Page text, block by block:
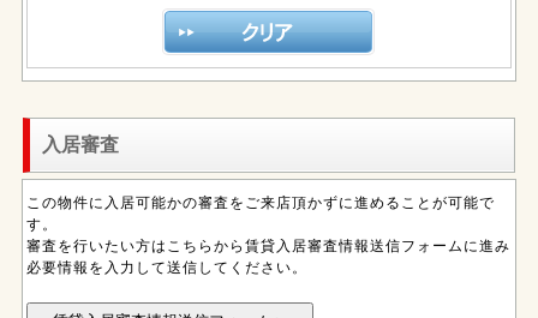
入居審査
この物件に入居可能かの審査をご来店頂かずに進めることが可能で
す。
審査を行いたい方はこちらから賃貸入居審査情報送信フォームに進み
必要情報を入力して送信してください。